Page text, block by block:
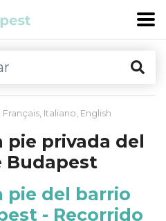
Français, Italiano, English
pie privada del
Budapest
pie del barrio
- Recorrido